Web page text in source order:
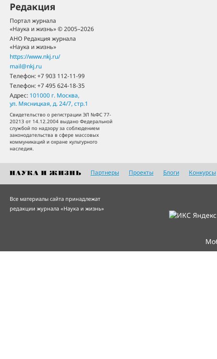
Редакция
Портал журнала
«Наука и жизнь» © 2005–2026
АНО Редакция журнала
«Наука и жизнь»
https://www.nkj.ru/
mail@nkj.ru
Телефон:+7 903 112-11-99
Телефон:+7 495 624-18-35
Адрес: 101000 г. Москва,
ул. Мясницкая, д. 24/7, стр.1
Свидетельство о регистрации ЭЛ №ФС 77-
20213 от 14.12.2004 выдано Федеральной
службой по надзору за соблюдением
законодательства в сфере массовых
коммуникаций и охране культурного
наследия.
Партнеры Проекты Блоги Конкурсы
Все материалы сайта принадлежат
редакции журнала «Наука и жизнь»